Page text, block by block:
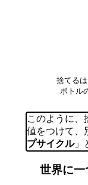
捨てる
ボトル
このように、
値をつけて、
プサイクル」
世界に一